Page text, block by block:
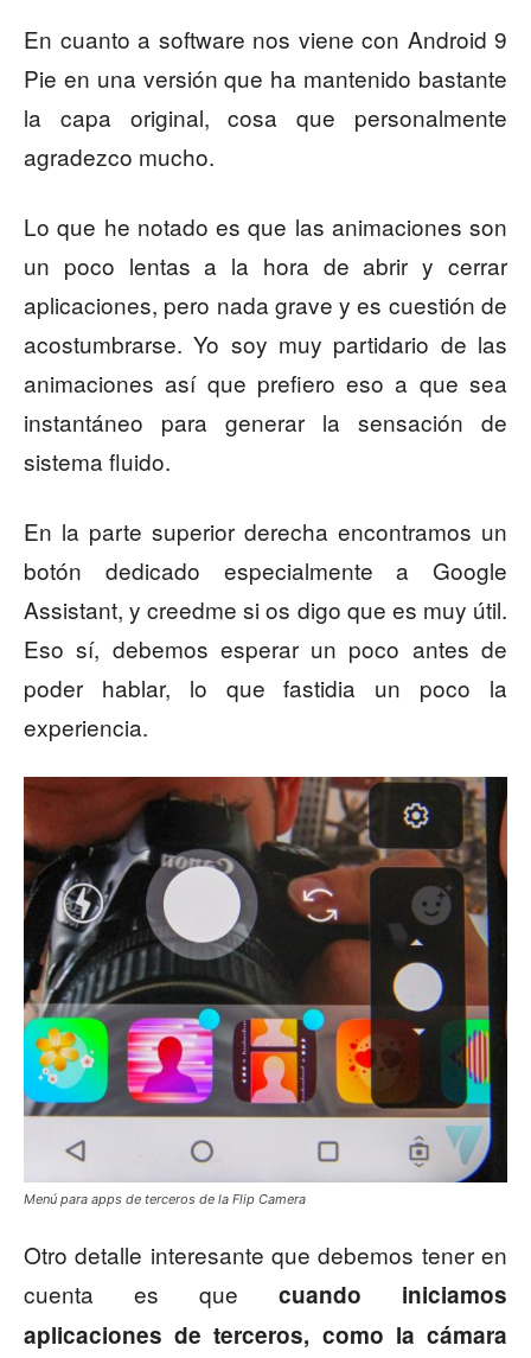
En cuanto a software nos viene con Android 9
Pie en una versión que ha mantenido bastante
la capa original, cosa que personalmente
agradezco mucho.
Lo que he notado es que las animaciones son
un poco lentas a la hora de abrir y cerrar
aplicaciones, pero nada grave y es cuestión de
acostumbrarse. Yo soy muy partidario de las
animaciones así que prefiero eso a que sea
instantáneo para generar la sensación de
sistema fluido.
En la parte superior derecha encontramos un
botón dedicado especialmente a Google
Assistant, y creedme si os digo que es muy útil.
Eso sí, debemos esperar un poco antes de
poder hablar, lo que fastidia un poco la
experiencia.
Menú para apps de terceros de la Flip Camera
Otro detalle interesante que debemos tener en
cuenta es que cuando iniciamos
aplicaciones de terceros, como la cámara